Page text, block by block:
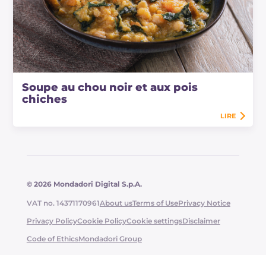
Soupe au chou noir et aux pois
chiches
LIRE
© 2026 Mondadori Digital S.p.A.
VAT no. 14371170961About usTerms of UsePrivacy Notice
Privacy PolicyCookie PolicyCookie settingsDisclaimer
Code of EthicsMondadori Group